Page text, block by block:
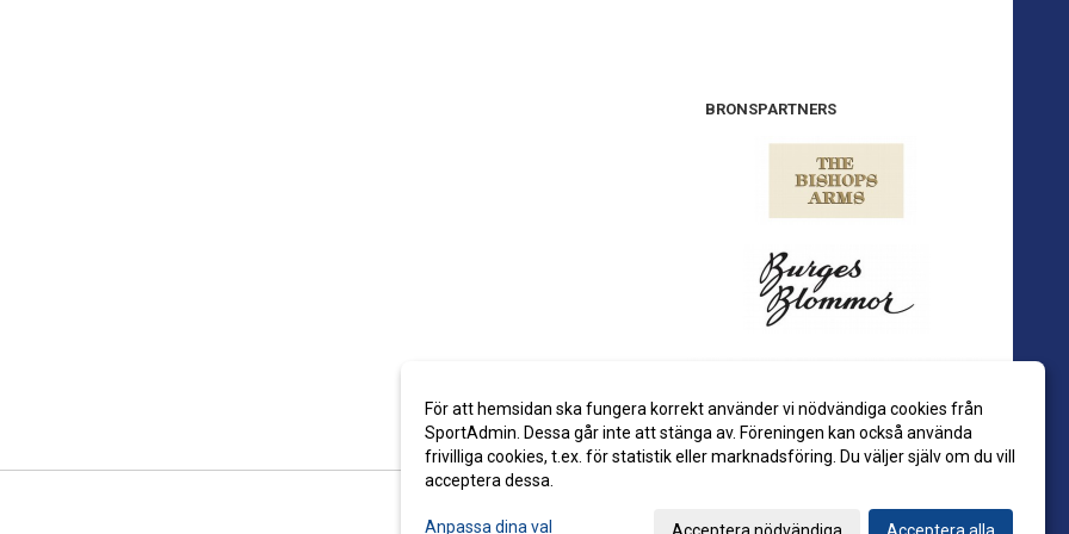
BRONSPARTNERS
För att hemsidan ska fungera korrekt använder vi nödvändiga cookies från
SportAdmin. Dessa går inte att stänga av. Föreningen kan också använda
frivilliga cookies, t.ex. för statistik eller marknadsföring. Du väljer själv om du vill
acceptera dessa.
Anpassa dina val